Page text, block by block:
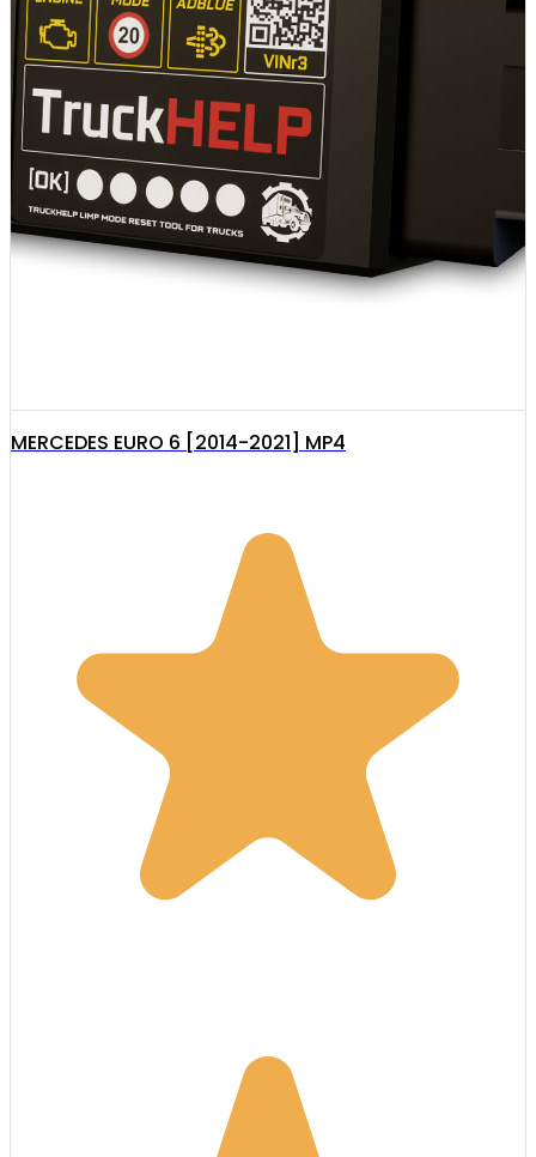
MERCEDES EURO 6 [2014-2021] MP4